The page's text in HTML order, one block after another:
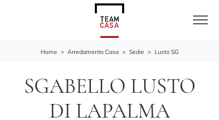
Home > Arredamento Casa > Sedie > Lusto SG
SGABELLO LUSTO
DI LAPALMA